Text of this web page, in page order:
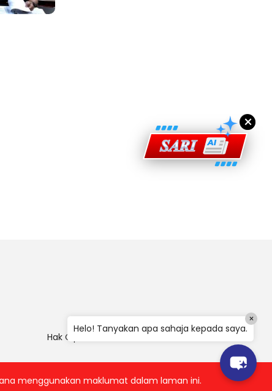
×
Hak Cipta Penafian Polisi Keselamatan
menggunakan maklumat dalam laman ini.
Helo! Tanyakan apa sahaja kepada saya.
×